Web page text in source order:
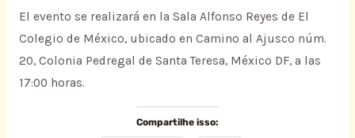
El evento se realizará en la Sala Alfonso Reyes de El
Colegio de México, ubicado en Camino al Ajusco núm.
20, Colonia Pedregal de Santa Teresa, México DF, a las
17:00 horas.
Compartilhe isso: